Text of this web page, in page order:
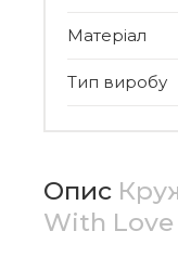
Матеріал
Тип виробу
Опис
With Love